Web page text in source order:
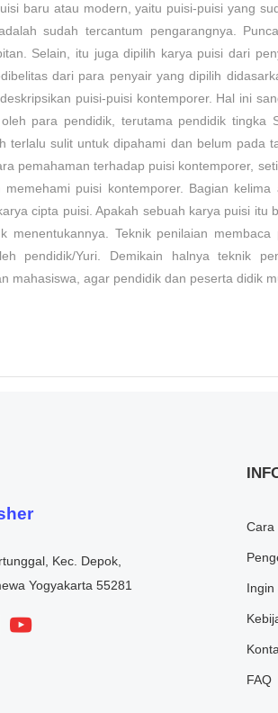
baru atau modern, yaitu puisi-puisi yang
sudah tercantum pengarangnya.
Selain, itu juga dipilih karya puisi dari
dari para penyair yang dipilih
puisi-puisi kontemporer. Hal ini
para pendidik, terutama pendidik tingka
terlalu sulit untuk dipahami dan belum pada
pemahaman terhadap puisi kontemporer,
puisi kontemporer. Bagian
cipta puisi. Apakah sebuah karya puisi itu
menentukannya. Teknik penilaian
pendidik/Yuri. Demikain halnya teknik
mahasiswa, agar pendidik dan peserta didik
Kec. Depok,
Yogyakarta 55281
Cara
Ingin
FAQ